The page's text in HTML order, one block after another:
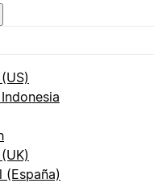
(España)